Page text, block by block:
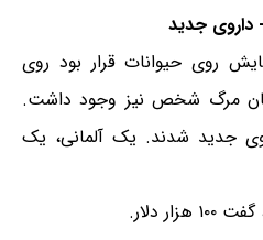
روی حیوانات قرار بود روی
مرگ شخص نیز وجود داشت.
جدید شدند. یک آلمانی، یک
دلار.